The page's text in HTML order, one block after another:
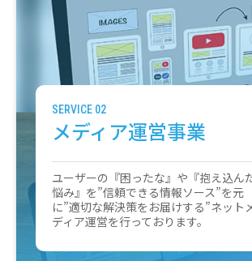
SERVICE 02
メディア運営事業
ユーザーの『困ったな』や『抱え込ん
悩み』を”信頼できる情報ソース”を元
に”適切な解決策をお届けする”ネット
ディア運営を行っております。